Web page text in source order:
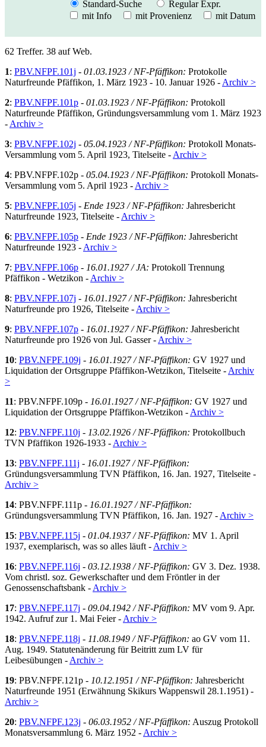
Standard-Suche
Regular Expr.
mit Info
mit Provenienz mit Datum
62 Treffer. 38 auf Web.
1: PBV.NFPF.101j - 01.03.1923 / NF-Pfäffikon: Protokolle
Naturfreunde Pfäffikon, 1. März 1923 - 10. Januar 1926 - Archiv >
2: PBV.NFPF.101p - 01.03.1923 / NF-Pfäffikon: Protokoll
Naturfreunde Pfäffikon, Gründungsversammlung vom 1. März 1923
- Archiv >
3: PBV.NFPF.102j - 05.04.1923 / NF-Pfäffikon: Protokoll Monats-
Versammlung vom 5. April 1923, Titelseite - Archiv >
4: PBV.NFPF.102p - 05.04.1923 / NF-Pfäffikon: Protokoll Monats-
Versammlung vom 5. April 1923 - Archiv >
5: PBV.NFPF.105j - Ende 1923 / NF-Pfäffikon: Jahresbericht
Naturfreunde 1923, Titelseite - Archiv >
6: PBV.NFPF.105p - Ende 1923 / NF-Pfäffikon: Jahresbericht
Naturfreunde 1923 - Archiv >
7: PBV.NFPF.106p - 16.01.1927 / JA: Protokoll Trennung
Pfäffikon - Wetzikon - Archiv >
8: PBV.NFPF.107j - 16.01.1927 / NF-Pfäffikon: Jahresbericht
Naturfreunde pro 1926, Titelseite - Archiv >
9: PBV.NFPF.107p - 16.01.1927 / NF-Pfäffikon: Jahresbericht
Naturfreunde pro 1926 von Jul. Gasser - Archiv >
10: PBV.NFPF.109j - 16.01.1927 / NF-Pfäffikon: GV 1927 und
Liquidation der Ortsgruppe Pfäffikon-Wetzikon, Titelseite - Archiv
>
11: PBV.NFPF.109p - 16.01.1927 / NF-Pfäffikon: GV 1927 und
Liquidation der Ortsgruppe Pfäffikon-Wetzikon - Archiv >
12: PBV.NFPF.110j - 13.02.1926 / NF-Pfäffikon: Protokollbuch
TVN Pfäffikon 1926-1933 - Archiv >
13: PBV.NFPF.111j - 16.01.1927 / NF-Pfäffikon:
Gründungsversammlung TVN Pfäffikon, 16. Jan. 1927, Titelseite -
Archiv >
14: PBV.NFPF.111p - 16.01.1927 / NF-Pfäffikon:
Gründungsversammlung TVN Pfäffikon, 16. Jan. 1927 - Archiv >
15: PBV.NFPF.115j - 01.04.1937 / NF-Pfäffikon: MV 1. April
1937, exemplarisch, was so alles läuft - Archiv >
16: PBV.NFPF.116j - 03.12.1938 / NF-Pfäffikon: GV 3. Dez. 1938.
Vom christl. soz. Gewerkschafter und dem Fröntler in der
Genossenschaftsbank - Archiv >
17: PBV.NFPF.117j - 09.04.1942 / NF-Pfäffikon: MV vom 9. Apr.
1942. Aufruf zur 1. Mai Feier - Archiv >
18: PBV.NFPF.118j - 11.08.1949 / NF-Pfäffikon: ao GV vom 11.
Aug. 1949. Statutenänderung für Beitritt zum LV für
Leibesübungen - Archiv >
19: PBV.NFPF.121p - 10.12.1951 / NF-Pfäffikon: Jahresbericht
Naturfreunde 1951 (Erwähnung Skikurs Wappenswil 28.1.1951) -
Archiv >
20: PBV.NFPF.123j - 06.03.1952 / NF-Pfäffikon: Auszug Protokoll
Monatsversammlung 6. März 1952 - Archiv >